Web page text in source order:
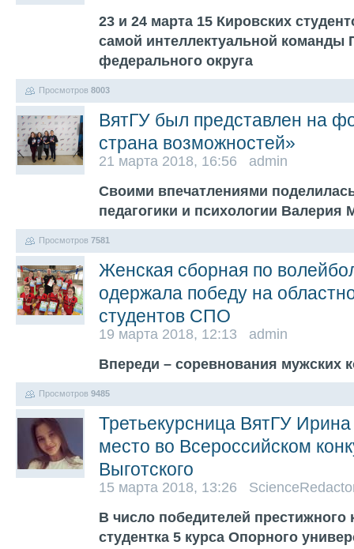
23 и 24 марта 15 Кировских
самой интеллектуальной команды
федерального округа
Просмотров 8003
ВятГУ был представлен на
страна возможностей»
21 марта 2018, 16:56 admin
Своими впечатлениями
педагогики и психологии Валерия
Просмотров 7581
Женская сборная по
одержала победу на
студентов СПО
19 марта 2018, 12:13 admin
Впереди – соревнования мужских
Просмотров 9485
Третьекурсница ВятГУ
место во Всероссийском
Выготского
15 марта 2018, 13:26
В число победителей престижного
студентка 5 курса Опорного